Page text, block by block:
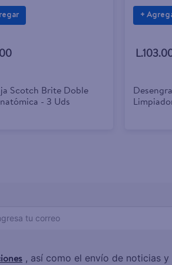
Scotch Brite Doble
- 3 Uds
+
, así como el envío de noticias